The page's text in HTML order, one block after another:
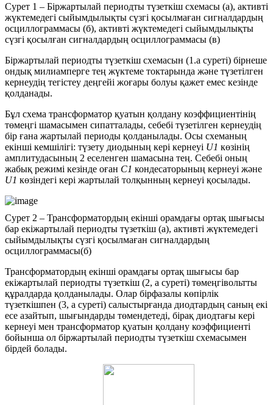
Сурет 1 – Біржартылай периодты түзеткіш схемасы (а), активті
жүктемедегі сыйымдылықты сүзгі қосылмаған сигналдардың
осциллограммасы (б), активті жүктемедегі сыйымдылықты
сүзгі қосылған сигналдардың осциллограммасы (в)
Біржартылай периодты түзеткіш схемасын (1.а суреті) бірнеше
ондық милиамперге тең жүктеме токтарында және түзетілген
кернеудің тегістеу деңгейі жоғары болуы қажет емес кезінде
қолданады.
Бұл схема трансформатор қуатын қолдану коэффициентінің
төмеңгі шамасымен сипатталады, себебі түзетілген кернеудің
бір ғана жартылай периоды қолданылады. Осы схеманың
екінші кемшілігі: түзету диодының кері кернеуі U1 көзінің
амплитудасының 2 еселенген шамасына тең. Себебі оның
жабық режимі кезінде оған С1 кондесаторының кернеуі және
U1 көзіндегі кері жартылай толқынның кернеуі қосылады.
Сурет 2 – Трансформатордың екінші орамдағы ортақ шығысы
бар екіжартылай периодты түзеткіш (а), активті жүктемедегі
сыйымдылықты сүзгі қосылмаған сигналдардың
осциллограммасы(б)
Трансформатордың екінші орамдағы ортақ шығысы бар
екіжартылай периодты түзеткіш (2, а суреті) төмеңгівольтты
құралдарда қолданылады. Олар бірфазалы көпірлік
түзеткішпен (3, а суреті) салыстырғанда диодтардың саның екі
есе азайтып, шығындарды төмендетеді, бірақ диодтағы кері
кернеуі мен трансформатор қуатын қолдану коэффициенті
бойынша ол біржартылай периодты түзеткіш схемасымен
бірдей болады.